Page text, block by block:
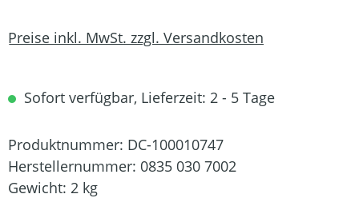
Preise inkl. MwSt. zzgl. Versandkosten
Sofort verfügbar, Lieferzeit: 2 - 5 Tage
Produktnummer: DC-100010747
Herstellernummer: 0835 030 7002
Gewicht: 2 kg